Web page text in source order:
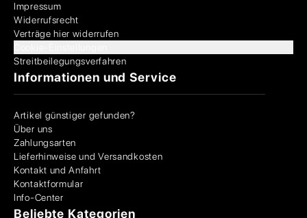
Impressum
Widerrufsrecht
Verträge hier widerrufen
Streitbeilegungsverfahren
Informationen und Service
Artikel günstiger gefunden?
Über uns
Zahlungsarten
Lieferhinweise und Versandkosten
Kontakt und Anfahrt
Kontaktformular
Info-Center
Beliebte Kategorien